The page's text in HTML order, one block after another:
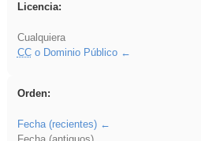
Licencia:
Cualquiera
CCo Dominio Público
Orden:
Fecha (recientes)